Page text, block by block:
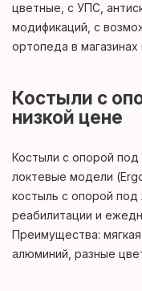
цветные, с УПС,
модификаций, с
ортопеда в
Костыли с
низкой цене
Костыли с опорой
локтевые модели
костыль с опорой
реабилитации и
Преимущества:
алюминий, разные